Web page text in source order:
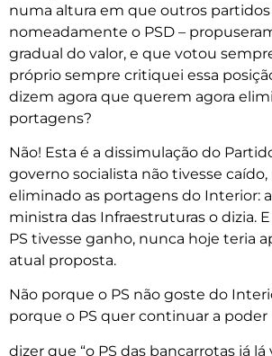
numa altura em que outros partidos
nomeadamente o PSD –
gradual do valor, e que votou
próprio sempre critiquei essa
dizem agora que querem agora
portagens?
Não! Esta é a dissimulação do
governo socialista não tivesse caído,
eliminado as portagens do Interior:
ministra das Infraestruturas o dizia.
PS tivesse ganho, nunca hoje teria
atual proposta.
Não porque o PS não goste do
porque o PS quer continuar a poder
dizer que “o PS das bancarrotas já lá